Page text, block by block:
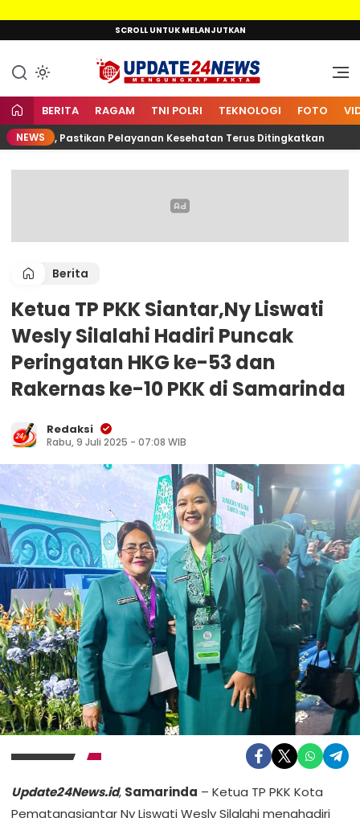
ke
SCROLL UNTUK MELANJUTKAN
Update24News.id
Mengungkap Fakta
BERITA RAGAM TNI POLRI TEKNOLOGI FOTO
NEWSPastikan Pelayanan Kesehatan Terus Ditingkatkan
Berita
Ketua TP PKK Siantar,Ny Liswati
Wesly Silalahi Hadiri Puncak
Peringatan HKG ke-53 dan
Rakernas ke-10 PKK di Samarinda
Redaksi
Rabu, 9 Juli 2025 - 07:08 WIB
Update24News.id, Samarinda – Ketua TP PKK Kota
Pematangsiantar Ny Liswati Wesly Silalahi menghadiri